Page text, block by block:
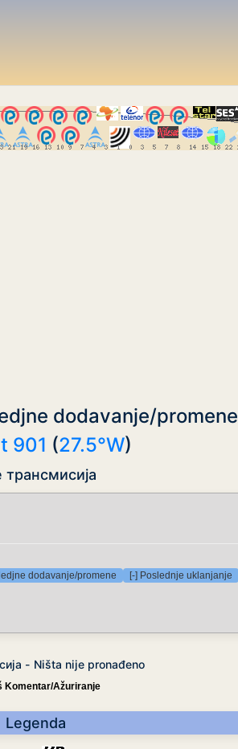
dodavanje/promene
901 (27.5°W)
трансмисија
dodavanje/promene [-] Poslednje uklanjanje
- Ništa nije pronađeno
Komentar/Ažuriranje
Legenda